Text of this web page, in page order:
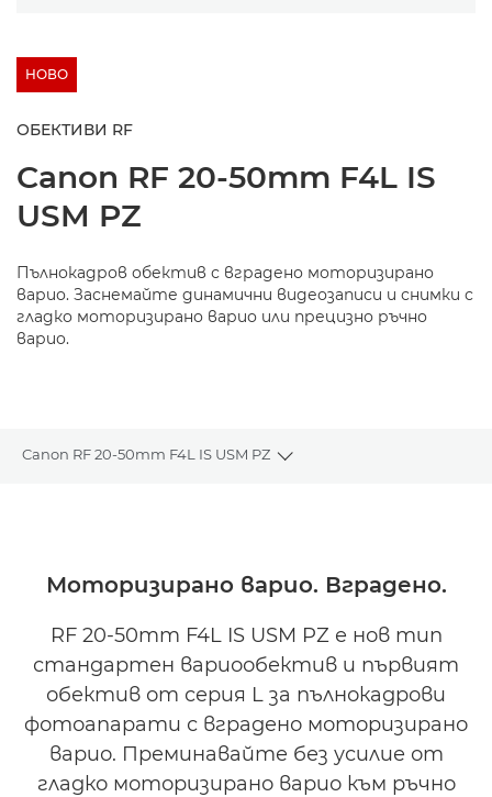
НОВО
ОБЕКТИВИ RF
Canon RF 20-50mm F4L IS
USM PZ
Пълнокадров обектив с вградено моторизирано
варио. Заснемайте динамични видеозаписи и снимки с
гладко моторизирано варио или прецизно ръчно
варио.
Canon RF 20-50mm F4L IS USM PZ
Toggle breadcrumbs
Поддръжка
Моторизирано варио. Вградено.
RF 20-50mm F4L IS USM PZ е нов тип
стандартен вариообектив и първият
обектив от серия L за пълнокадрови
фотоапарати с вградено моторизирано
варио. Преминавайте без усилие от
гладко моторизирано варио към ръчно